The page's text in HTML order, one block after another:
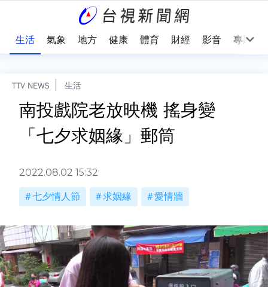
生活 氣象 地方 健康 體育 財經 影音 專題
TTV NEWS 生活
南投戲院老放映機 搖身變
「七夕求姻緣」郵筒
2022.08.02 15:32
七夕情人節 求姻緣 愛情牆